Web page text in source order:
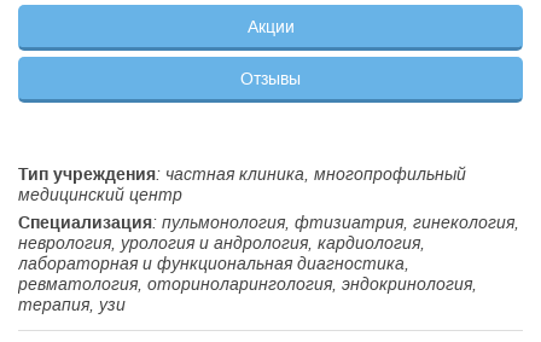
Акции
Отзывы
Тип учреждения: частная клиника, многопрофильный
медицинский центр
Специализация: пульмонология, фтизиатрия, гинекология,
неврология, урология и андрология, кардиология,
лабораторная и функциональная диагностика,
ревматология, оториноларингология, эндокринология,
терапия, узи